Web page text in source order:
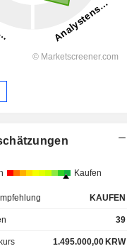
Kaufen
KAUFEN
39
1.495.000,00 KRW